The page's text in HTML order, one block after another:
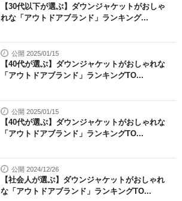
【30代以下が選ぶ】ダウンジャケットがおしゃ
れな「アウトドアブランド」ランキング...
公開 2025/01/15
【40代が選ぶ】ダウンジャケットがおしゃれな
「アウトドアブランド」ランキングTO...
公開 2025/01/15
【40代が選ぶ】ダウンジャケットがおしゃれな
「アウトドアブランド」ランキングTO...
公開 2024/12/26
【社会人が選ぶ】ダウンジャケットがおしゃれ
な「アウトドアブランド」ランキングTO...